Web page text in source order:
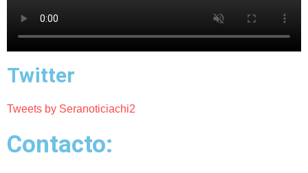
Twitter
Tweets by Seranoticiachi2
Contacto: